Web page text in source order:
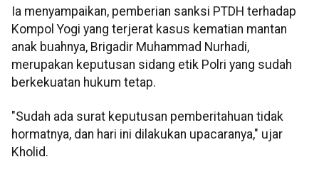
Ia menyampaikan, pemberian sanksi PTDH terhadap
Kompol Yogi yang terjerat kasus kematian mantan
anak buahnya, Brigadir Muhammad Nurhadi,
merupakan keputusan sidang etik Polri yang sudah
berkekuatan hukum tetap.
"Sudah ada surat keputusan pemberitahuan tidak
hormatnya, dan hari ini dilakukan upacaranya," ujar
Kholid.